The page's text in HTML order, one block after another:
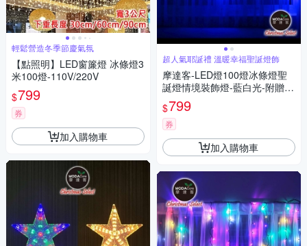
輕鬆營造冬季節慶氣氛
【點照明】LED窗簾燈 冰條燈3
米100燈-110V/220V
$799
券
加入購物車
超人氣耶誕禮 溫暖幸福聖誕燈飾
摩達客-LED燈100燈冰條燈聖
誕燈情境裝飾燈-藍白光-附贈IC
控制器
$799
券
加入購物車